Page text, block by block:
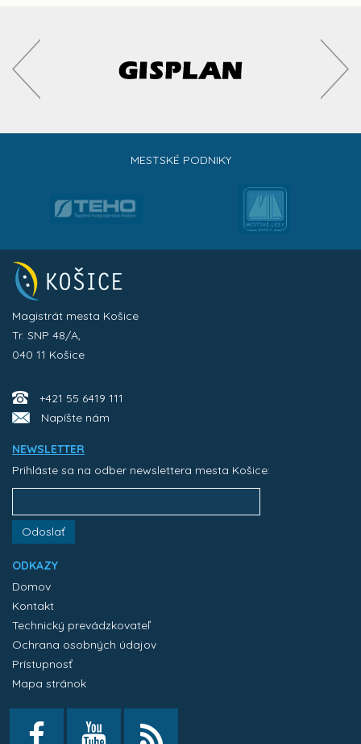
MESTSKÉ PODNIKY
Magistrát mesta Košice
Tr. SNP 48/A,
040 11 Košice
+421 55 6419 111
Napíšte nám
NEWSLETTER
Prihláste sa na odber newslettera mesta Košice:
Odoslať
ODKAZY
Domov
Kontakt
Technický prevádzkovateľ
Ochrana osobných údajov
Prístupnosť
Mapa stránok